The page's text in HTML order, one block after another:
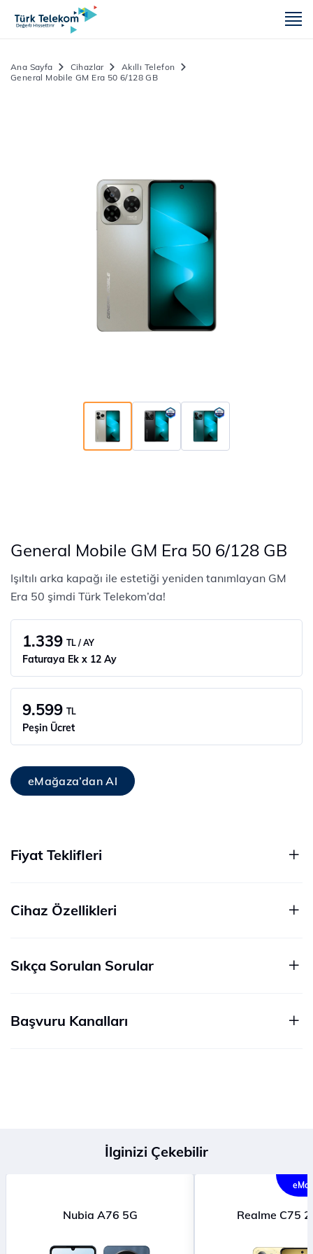
Ana Sayfa Cihazlar
Akıllı Telefon
General Mobile GM Era 50 6/128 GB
General Mobile GM Era 50 6/128 GB
Işıltılı arka kapağı ile estetiği yeniden tanımlayan GM
Era 50 şimdi Türk Telekom’da!
1.339 TL / AY
Faturaya Ek x 12 Ay
9.599 TL
Peşin Ücret
eMağaza’dan Al
Fiyat Teklifleri
Cihaz Özellikleri
Sıkça Sorulan Sorular
Başvuru Kanalları
İlginizi Çekebilir
Nubia A76 5G Realme C75